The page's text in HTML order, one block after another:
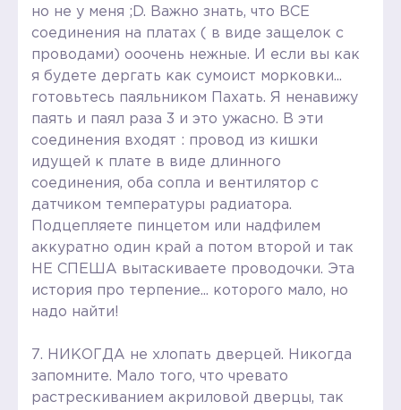
но не у меня ;D. Важно знать, что ВСЕ
соединения на платах ( в виде защелок с
проводами) ооочень нежные. И если вы как
я будете дергать как сумоист морковки...
готовьтесь паяльником Пахать. Я ненавижу
паять и паял раза 3 и это ужасно. В эти
соединения входят : провод из кишки
идущей к плате в виде длинного
соединения, оба сопла и вентилятор с
датчиком температуры радиатора.
Подцепляете пинцетом или надфилем
аккуратно один край а потом второй и так
НЕ СПЕША вытаскиваете проводочки. Эта
история про терпение... которого мало, но
надо найти!
7. НИКОГДА не хлопать дверцей. Никогда
запомните. Мало того, что чревато
растрескиванием акриловой дверцы, так